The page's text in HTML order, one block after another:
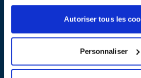
Autoriser tous les
Personnaliser
réparateur, vous verrez pour quels types
professionnel a obtenu le label.
chaque famille d’appareils son réparateur
QualiRépar.
Consulter l’annuaire